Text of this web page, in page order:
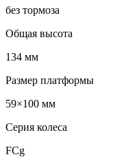
без тормоза
Общая высота
134 мм
Размер платформы
59×100 мм
Серия колеса
FCg